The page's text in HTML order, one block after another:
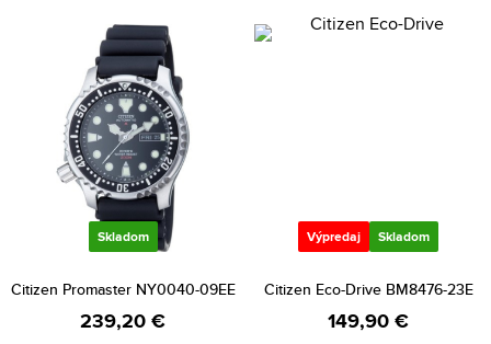
Skladom
Citizen Promaster NY0040-09EE
239,20 €
Výpredaj Skladom
Citizen Eco-Drive BM8476-23E
149,90 €